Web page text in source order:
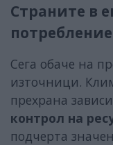
Страните в
Сега обаче на
източници.
прехрана
контрол на
подчерта